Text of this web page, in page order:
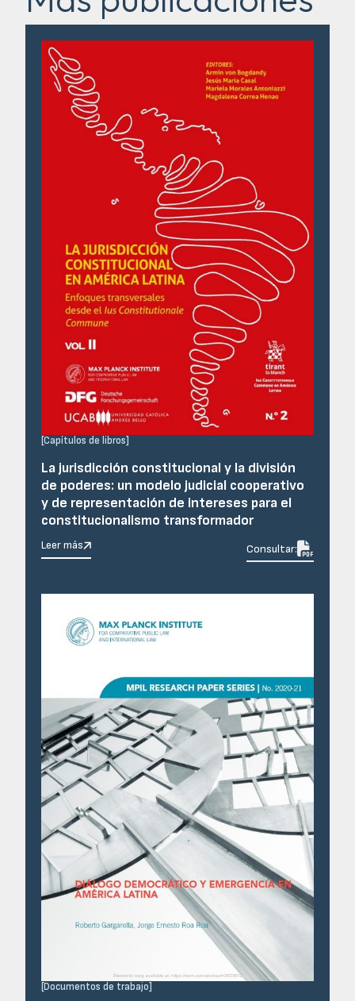
[Capítulos de libros]
La jurisdicción constitucional y la división
de poderes: un modelo judicial cooperativo
y de representación de intereses para el
constitucionalismo transformador
Leer más Consultar: 
[Documentos de trabajo]